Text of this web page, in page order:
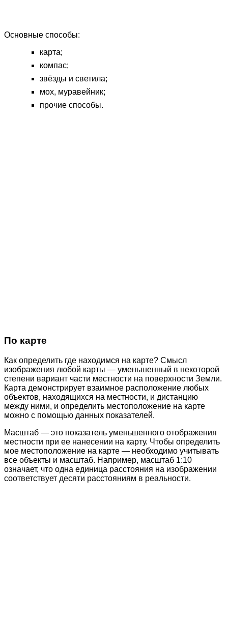
Основные способы:
карта;
компас;
звёзды и светила;
мох, муравейник;
прочие способы.
По карте
Как определить где находимся на карте? Смысл
изображения любой карты — уменьшенный в некоторой
степени вариант части местности на поверхности Земли.
Карта демонстрирует взаимное расположение любых
объектов, находящихся на местности, и дистанцию
между ними, и определить местоположение на карте
можно с помощью данных показателей.
Масштаб — это показатель уменьшенного отображения
местности при ее нанесении на карту. Чтобы определить
мое местоположение на карте — необходимо учитывать
все объекты и масштаб. Например, масштаб 1:10
означает, что одна единица расстояния на изображении
соответствует десяти расстояниям в реальности.